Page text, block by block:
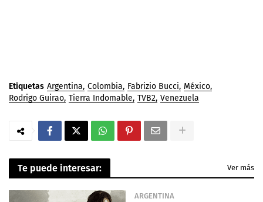
Etiquetas Argentina Colombia Fabrizio Bucci México
Rodrigo Guirao Tierra Indomable TVB2 Venezuela
Te puede interesar: Ver más
ARGENTINA